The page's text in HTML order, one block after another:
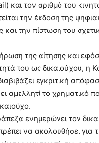
και τον αριθμό του
την έκδοση της
και την πίστωση του
της αίτησης και
του ως δικαιούχου, η
εγκριτική
αμελλητί το χρηματικό
ενημερώνει τον
να ακολουθήσει για